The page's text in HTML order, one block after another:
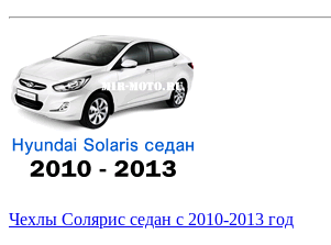
Чехлы Солярис седан с 2010-2013 год